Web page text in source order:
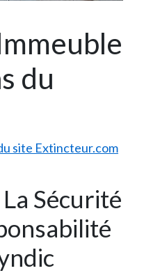
du
site Extincteur.com
Sécurité